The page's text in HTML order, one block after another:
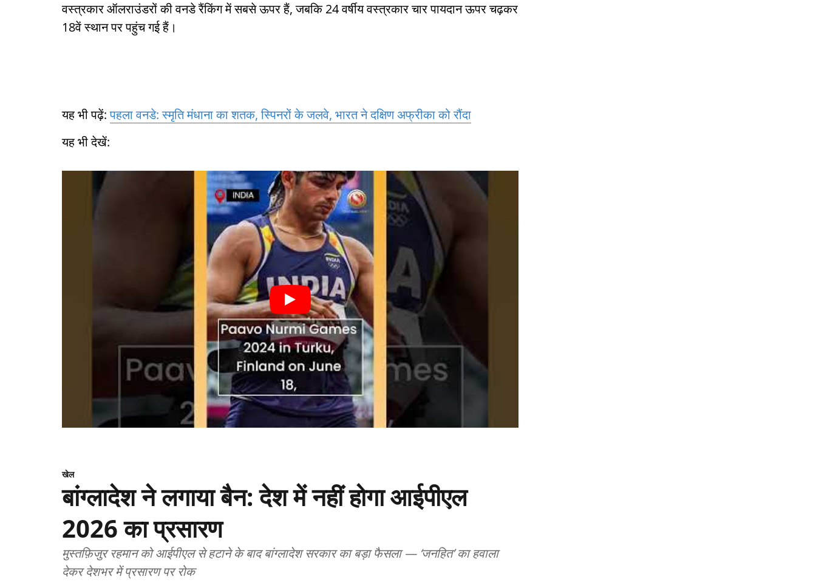
वस्त्रकार ऑलराउंडरों की वनडे रैंकिंग में सबसे ऊपर हैं, जबकि 24 वर्षीय वस्त्रकार चार पायदान ऊपर चढ़कर
18वें स्थान पर पहुंच गई हैं।
यह भी पढ़ें:पहला वनडे: स्मृति मंधाना का शतक, स्पिनरों के जलवे, भारत ने दक्षिण अफ्रीका को रौंदा
यह भी देखें:
खेल
बांग्लादेश ने लगाया बैन: देश में नहीं होगा आईपीएल
2026 का प्रसारण
मुस्तफ़िजुर रहमान को आईपीएल से हटाने के बाद बांग्लादेश सरकार का बड़ा फैसला — ‘जनहित’ का हवाला
देकर देशभर में प्रसारण पर रोक